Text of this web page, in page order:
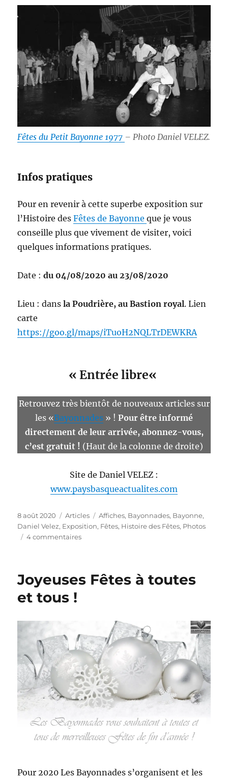
Fêtes du Petit Bayonne 1977 – Photo Daniel VELEZ.
Infos pratiques
Pour en revenir à cette superbe exposition sur
l’Histoire desFêtes de Bayonneque je vous
conseille plus que vivement de visiter, voici
quelques informations pratiques.
Date :du 04/08/2020 au 23/08/2020
Lieu : dans la Poudrière, au Bastion royal. Lien
carte
https://goo.gl/maps/iTuoH2NQLTrDEWKRA
« Entrée libre«
Retrouvez très bientôt de nouveaux articles sur
les «Bayonnades » ! Pour être informé
directement de leur arrivée, abonnez-vous,
c’est gratuit ! (Haut de la colonne de droite)
Site de Daniel VELEZ :
www.paysbasqueactualites.com
Publié
le
8 août 2020 Catégories
Articles Étiquettes
Affiches, Bayonnades, Bayonne,
Daniel Velez, Exposition, Fêtes, Histoire des Fêtes, Photos
4 commentairessur
des
Joyeuses Fêtes à toutes
et tous !
Pour 2020 Les Bayonnades s’organisent et les